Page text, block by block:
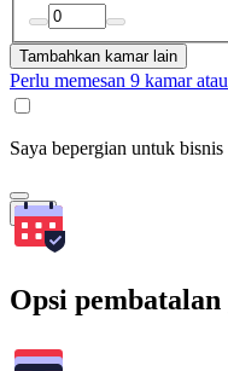
Tambahkan kamar lain
Perlu memesan 9 kamar
Saya bepergian untuk bisnis
Cari
Opsi